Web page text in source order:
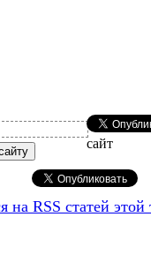
сайт
на RSS статей этой